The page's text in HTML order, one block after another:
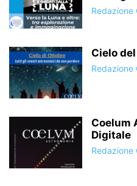
Redazione
Cielo
Redazione
Coelum
Digitale
Redazione